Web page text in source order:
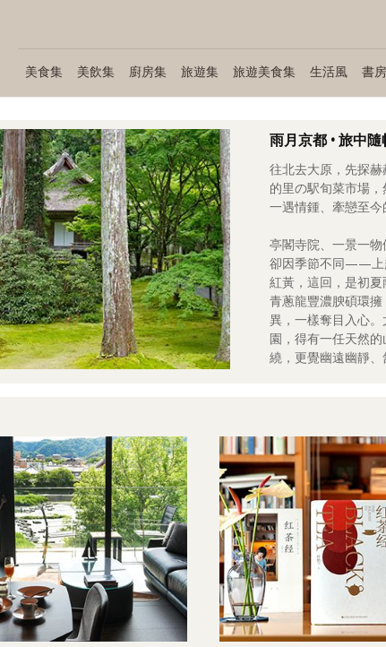
美食集 美飲集 廚房集 旅遊集 旅遊美食集 生活風 書
雨月京都 • 旅中隨
往北去大原，先探
的里の駅旬菜市場
一遇情鍾、牽戀至今
亭閣寺院、一景一物
卻因季節不同——上
紅黃，這回，是初
青蔥龍豐濃腴碩環
異，一樣奪目入心
園，得有一任天然
繞，更覺幽遠幽靜